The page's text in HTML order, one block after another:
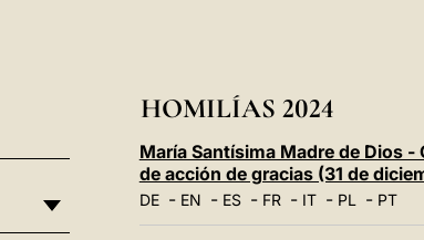
HOMILÍAS 2024
María Santísima Madre de Dios
de acción de gracias (31 de
DE- EN - ES- FR- IT- PL- PT